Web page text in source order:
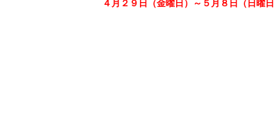
４月２９日（金曜日）～５月８日（日曜日